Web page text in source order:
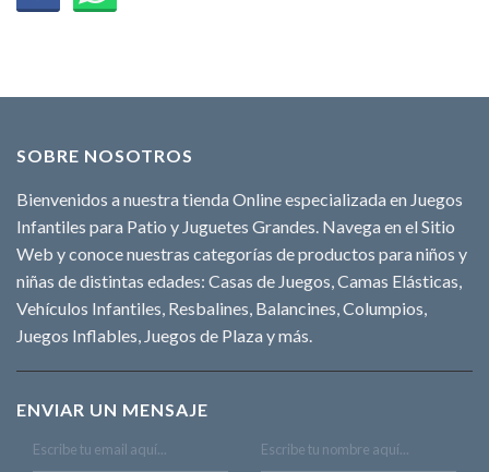
SOBRE NOSOTROS
Bienvenidos a nuestra tienda Online especializada en Juegos
Infantiles para Patio y Juguetes Grandes. Navega en el Sitio
Web y conoce nuestras categorías de productos para niños y
niñas de distintas edades: Casas de Juegos, Camas Elásticas,
Vehículos Infantiles, Resbalines, Balancines, Columpios,
Juegos Inflables, Juegos de Plaza y más.
ENVIAR UN MENSAJE